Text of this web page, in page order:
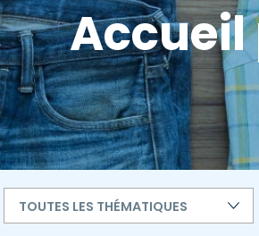
Accueil
TOUTES LES THÉMATIQUES